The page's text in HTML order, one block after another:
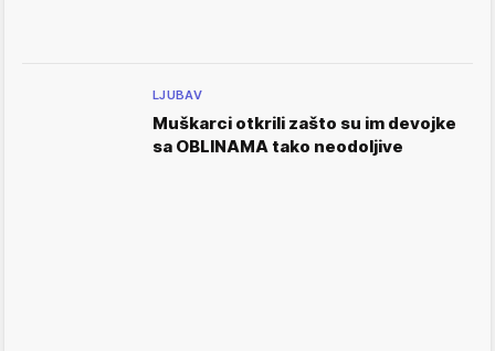
LJUBAV
Muškarci otkrili zašto su im devojke
sa OBLINAMA tako neodoljive